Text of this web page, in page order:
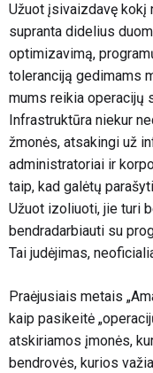
Užuot įsivaizdavę kokį
supranta didelius
optimizavimą,
toleranciją gedimams
mums reikia operacijų
Infrastruktūra niekur
žmonės, atsakingi už
administratoriai ir
taip, kad galėtų
Užuot izoliuoti, jie turi
bendradarbiauti su
Tai judėjimas,
Praėjusiais metais
kaip pasikeitė
atskiriamos įmonės,
bendrovės, kurios